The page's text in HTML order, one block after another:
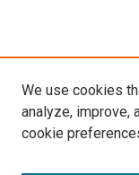
We use cookies
analyze, improve,
cookie